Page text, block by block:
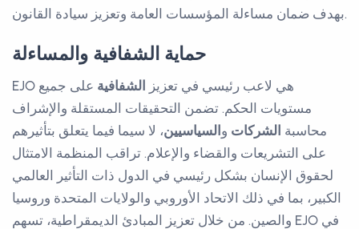
بهدف ضمان مساءلة المؤسسات العامة وتعزيز سيادة القانون.
حماية الشفافية والمساءلة
EJO هي لاعب رئيسي في تعزيز الشفافية على جميع
مستويات الحكم. تضمن التحقيقات المستقلة والإشراف
محاسبة الشركات و السياسيين، لا سيما فيما يتعلق بتأثيرهم
على التشريعات والقضاء والإعلام. تراقب المنظمة الامتثال
لحقوق الإنسان بشكل رئيسي في الدول ذات التأثير العالمي
الكبير، بما في ذلك الاتحاد الأوروبي والولايات المتحدة وروسيا
والصين. من خلال تعزيز المبادئ الديمقراطية، تسهم EJO في